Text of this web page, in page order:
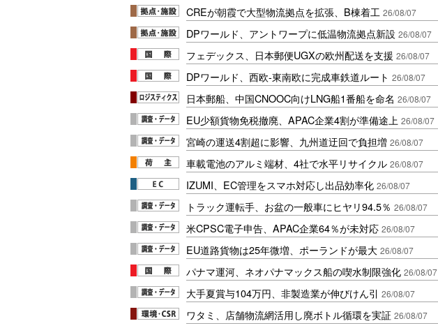
CREが朝霞で大型物流拠点を拡張、B棟着工 26/08/07
DPワールド、アントワープに低温物流拠点新設 26/08/07
フェデックス、日本郵便UGXの欧州配送を支援 26/08/07
DPワールド、西欧-東南欧に完成車鉄道ルート 26/08/07
日本郵船、中国CNOOC向けLNG船1番船を命名 26/08/07
EU少額貨物免税撤廃、APAC企業4割が準備途上 26/08/07
宮崎の運送4割超に影響、九州道迂回で負担増 26/08/07
車載電池のアルミ端材、4社で水平リサイクル 26/08/07
IZUMI、EC管理をスマホ対応し出品効率化 26/08/07
トラック運転手、お盆の一般車にヒヤリ94.5％ 26/08/07
米CPSC電子申告、APAC企業64％が未対応 26/08/07
EU道路貨物は25年微増、ポーランドが最大 26/08/07
パナマ運河、ネオパナマックス船の喫水制限強化 26/08/07
大手夏賞与104万円、非製造業が伸びけん引 26/08/07
ワタミ、店舗物流網活用し廃ボトル循環を実証 26/08/07